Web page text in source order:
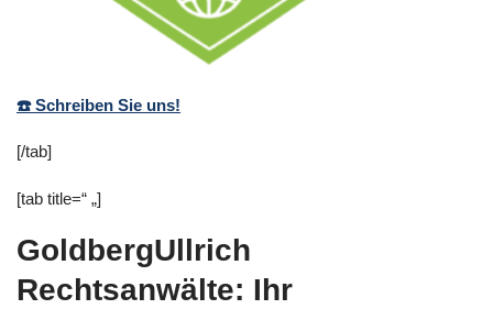
Recht, Markenrecht,
Wirtschaftsrecht
☎️ Schreiben Sie uns!
[/tab]
[tab title=“ „]
GoldbergUllrich
Rechtsanwälte: Ihr